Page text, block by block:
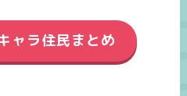
ャラ住民まとめ